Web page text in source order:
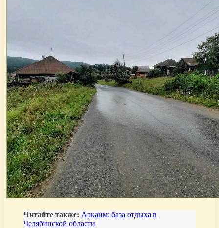
Читайте также: Аркаим: база отдыха в
Челябинской области